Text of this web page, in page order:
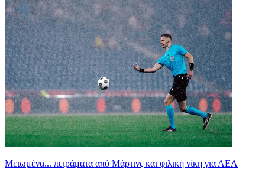
Μειωμένα... πειράματα από Μάρτινς και φιλική νίκη για ΑΕΛ